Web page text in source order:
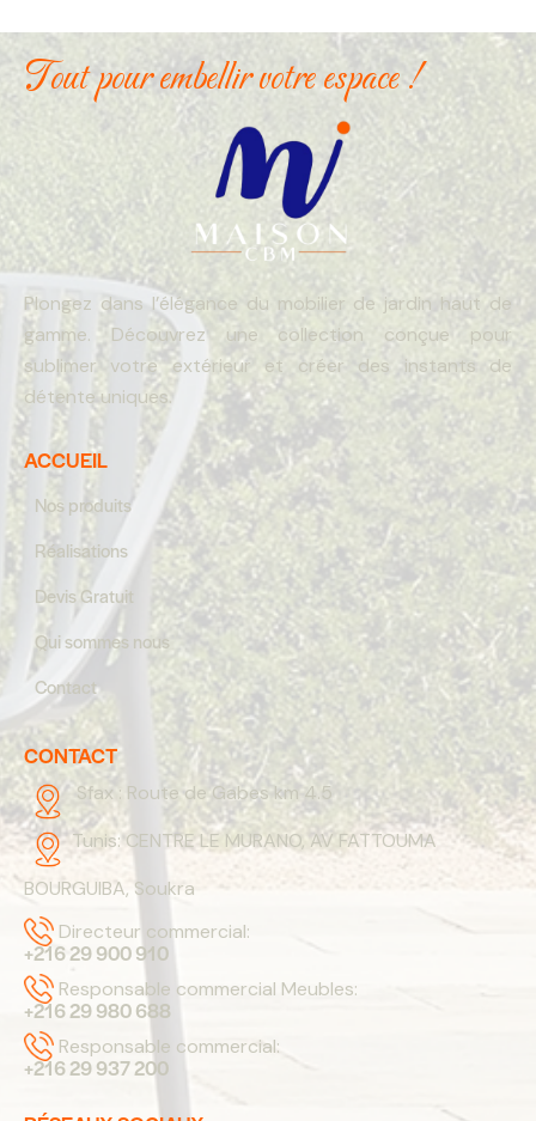
Tout pour embellir votre espace !
Plongez dans l’élégance du mobilier de jardin haut de
gamme. Découvrez une collection conçue pour
sublimer votre extérieur et créer des instants de
détente uniques.
ACCUEIL
Nos produits
Réalisations
Devis Gratuit
Qui sommes nous
Contact
CONTACT
Sfax : Route de Gabes km 4.5
Tunis:CENTRE LE MURANO, AV FATTOUMA
BOURGUIBA, Soukra
Directeur commercial:
+216 29 900 910
Responsable commercial Meubles:
+216 29 980 688
Responsable commercial:
+216 29 937 200